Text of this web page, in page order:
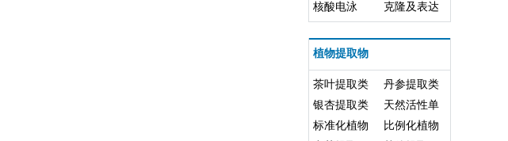
表达
核酸电泳 克隆及表达
植物提取物
茶叶提取类
丹参提取类
银杏提取类
天然活性单
体成分
标准化植物
比例化植物